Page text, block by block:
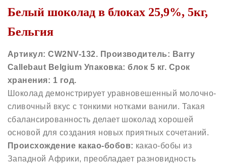
Белый шоколад в блоках 25,9%, 5кг,
Бельгия
Артикул: CW2NV-132. Производитель: Barry
Callebaut Belgium Упаковка: блок 5 кг. Срок
хранения: 1 год.
Шоколад демонстрирует уравновешенный молочно-
сливочный вкус с тонкими нотками ванили. Такая
сбалансированность делает шоколад хорошей
основой для создания новых приятных сочетаний.
Происхождение какао-бобов: какао-бобы из
Западной Африки, преобладает разновидность